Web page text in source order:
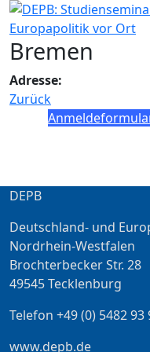
Bremen
Adresse:
Zurück
DEPB
Deutschland- und
Nordrhein-Westfalen
Brochterbecker Str. 28
49545 Tecklenburg
Telefon +49 (0) 5482 93
www.depb.de